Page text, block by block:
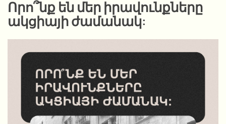
Որո՞նք են մեր իրավունքները
ակցիայի ժամանակ: